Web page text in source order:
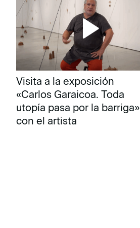
Visita a la exposición
«Carlos Garaicoa. Toda
utopía pasa por la barriga»
con el artista